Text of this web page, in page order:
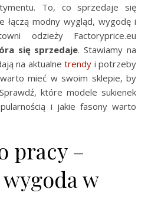
To, co sprzedaje się
łączą modny wygląd, wygodę i
odzieży Factoryprice.eu
się sprzedaje. Stawiamy na
na aktualnetrendy i potrzeby
mieć w swoim sklepie, by
które modele sukienek
i jakie fasony warto
pracy –
w